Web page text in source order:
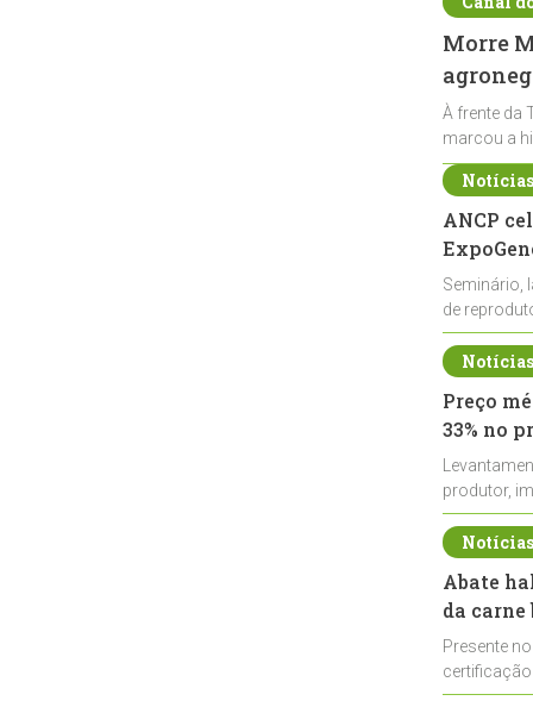
Morre
À frente da
marcou a
ANCP
Seminário,
de
durante a
Preço
33% no
produtor,
de leite cru
Abate
da
Presente